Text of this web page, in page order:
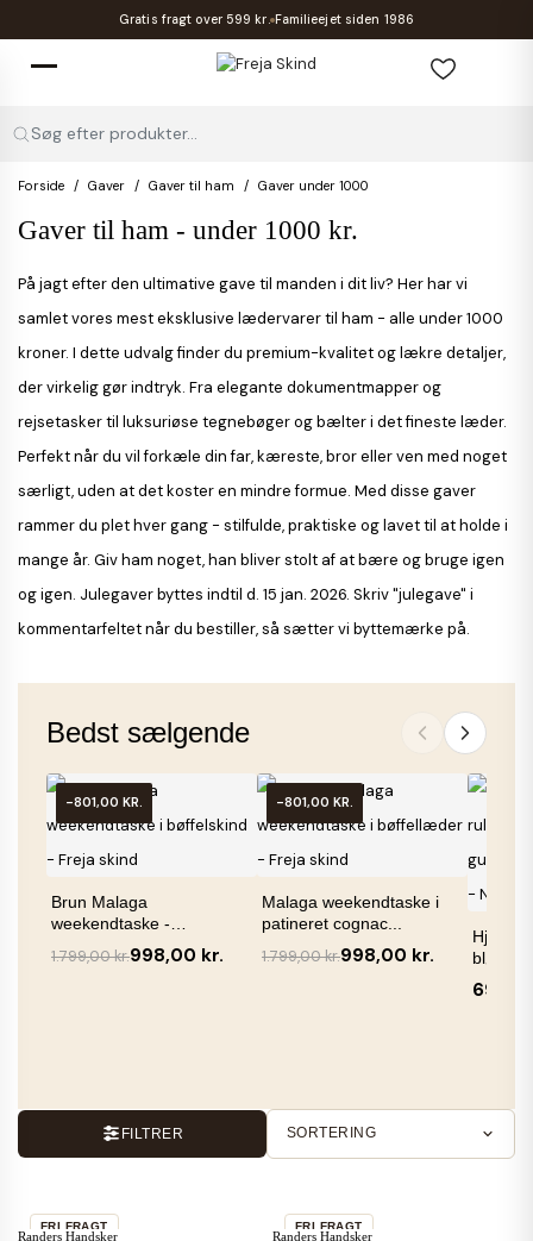
Gratis fragt over 599 kr. Familieejet siden 1986
Søg efter produkter...
Forside Gaver Gaver til ham Gaver under 1000
Gaver til ham - under 1000 kr.
På jagt efter den ultimative gave til manden i dit liv? Her har vi
samlet vores mest eksklusive lædervarer til ham - alle under 1000
kroner. I dette udvalg finder du premium-kvalitet og lækre detaljer,
der virkelig gør indtryk. Fra elegante dokumentmapper og
rejsetasker til luksuriøse tegnebøger og bælter i det fineste læder.
Perfekt når du vil forkæle din far, kæreste, bror eller ven med noget
særligt, uden at det koster en mindre formue. Med disse gaver
rammer du plet hver gang - stilfulde, praktiske og lavet til at holde i
mange år. Giv ham noget, han bliver stolt af at bære og bruge igen
og igen. Julegaver byttes indtil d. 15 jan. 2026. Skriv "julegave" i
kommentarfeltet når du bestiller, så sætter vi byttemærke på.
Bedst sælgende
-801,00 KR.
Brun Malaga
weekendtaske -
Bøffelskind - Freja...
1.799,00 kr.998,00 kr.
-801,00 KR.
Malaga weekendtaske i
patineret cognac...
1.799,00 kr.998,00 kr.
blød
FILTRER SORTERING
Randers Handsker
FRI FRAGT
Randers Handsker
FRI FRAGT